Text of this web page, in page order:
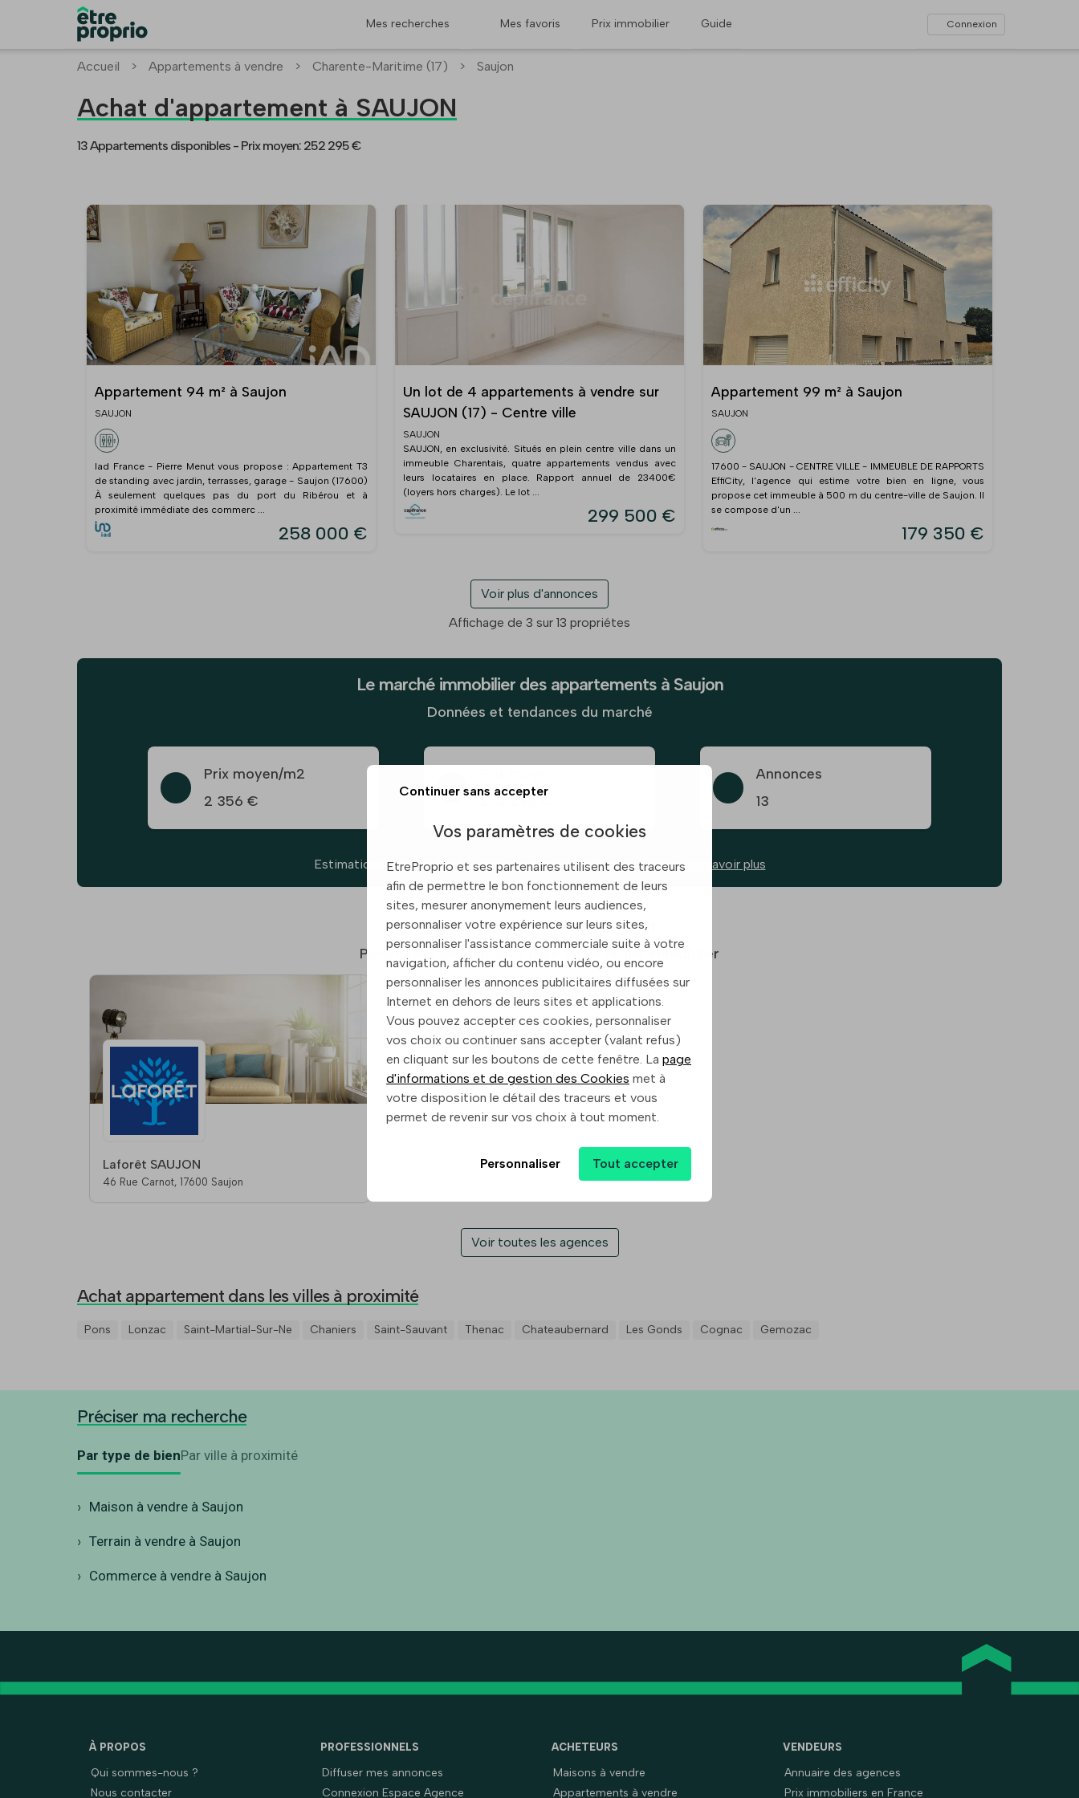
Mes recherches Mes favoris Prix immobilier Guide Connexion
Accueil > Appartements à vendre > Charente-Maritime (17) > Saujon
Achat d'appartement à SAUJON
13 Appartements disponibles - Prix moyen: 252 295 €
Appartement 94 m² à Saujon
SAUJON
Iad France - Pierre Menut vous propose : Appartement T3
de standing avec jardin, terrasses, garage - Saujon (17600)
À seulement quelques pas du port du Ribérou et à
proximité immédiate des commerc ...
258 000 €
Un lot de 4 appartements à vendre sur
SAUJON (17) - Centre ville
SAUJON
SAUJON, en exclusivité. Situés en plein centre ville dans un
immeuble Charentais, quatre appartements vendus avec
leurs locataires en place. Rapport annuel de 23400€
(loyers hors charges). Le lot ...
299 500 €
Appartement 99 m² à Saujon
SAUJON
17600 - SAUJON - CENTRE VILLE - IMMEUBLE DE RAPPORTS
EffiCity, l'agence qui estime votre bien en ligne, vous
propose cet immeuble à 500 m du centre-ville de Saujon. Il
se compose d'un ...
179 350 €
Voir plus d'annonces
Affichage de 3 sur 13 propriétes
Le marché immobilier des appartements à Saujon
Données et tendances du marché
Prix moyen/m2
2 356 €
252 295 €
Annonces
13
Estimations des prix basées sur les annonces d’etreproprio.com, en savoir plus
Agences immobilières à Saujon
Partenaires de confiance pour votre projet immobilier
Laforêt SAUJON
46 Rue Carnot, 17600 Saujon
Voir toutes les agences
Achat appartement dans les villes à proximité
Pons Lonzac Saint-Martial-Sur-Ne Chaniers Saint-Sauvant Thenac Chateaubernard Les Gonds Cognac Gemozac
Préciser ma recherche
Par type de bienPar ville à proximité
Maison à vendre à Saujon
Terrain à vendre à Saujon
Commerce à vendre à Saujon
À PROPOS
Qui sommes-nous ?
Nous contacter
PROFESSIONNELS
Diffuser mes annonces
Connexion Espace Agence
ACHETEURS
Maisons à vendre
Appartements à vendre
VENDEURS
Annuaire des agences
Prix immobiliers en France
Continuer sans accepter
Vos paramètres de cookies
EtreProprio et ses partenaires utilisent des traceurs
afin de permettre le bon fonctionnement de leurs
sites, mesurer anonymement leurs audiences,
personnaliser votre expérience sur leurs sites,
personnaliser l'assistance commerciale suite à votre
navigation, afficher du contenu vidéo, ou encore
personnaliser les annonces publicitaires diffusées sur
Internet en dehors de leurs sites et applications.
Vous pouvez accepter ces cookies, personnaliser
vos choix ou continuer sans accepter (valant refus)
en cliquant sur les boutons de cette fenêtre. La page
d'informations et de gestion des Cookies met à
votre disposition le détail des traceurs et vous
permet de revenir sur vos choix à tout moment.
Personnaliser Tout accepter